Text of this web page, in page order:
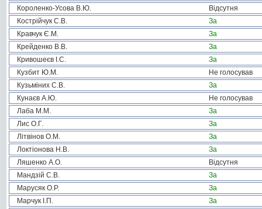
Короленко-Усова В.Ю.
Відсутня
Кострійчук С.В.
За
Кравчук Є.М.
За
Крейденко В.В.
За
Кривошеєв І.С.
За
Кузбит Ю.М.
Не голосував
Кузьміних С.В.
За
Кунаєв А.Ю.
Не голосував
Лаба М.М.
За
Лис О.Г.
За
Літвінов О.М.
За
Локтіонова Н.В.
За
Ляшенко А.О.
Відсутня
Мандзій С.В.
За
Марусяк О.Р.
За
Марчук І.П.
За